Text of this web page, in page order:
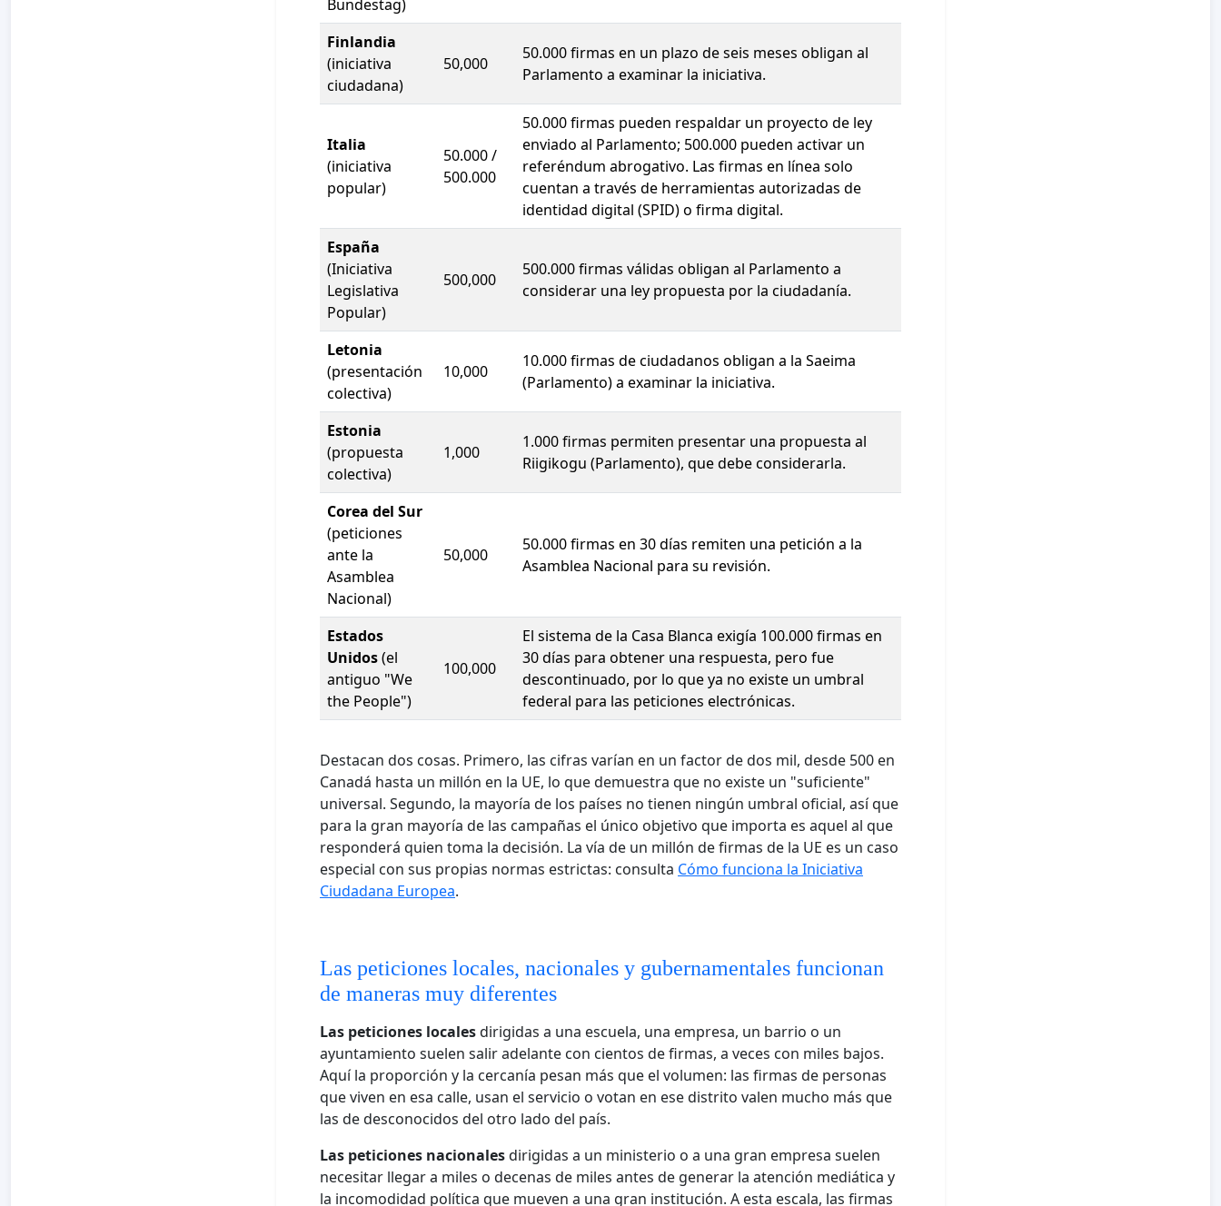
Bundestag)
Finlandia
(iniciativa
ciudadana)
50,000
50.000 firmas en un plazo de seis meses obligan al
Parlamento a examinar la iniciativa.
Italia
(iniciativa
popular)
50.000 /
500.000
50.000 firmas pueden respaldar un proyecto de ley
enviado al Parlamento; 500.000 pueden activar un
referéndum abrogativo. Las firmas en línea solo
cuentan a través de herramientas autorizadas de
identidad digital (SPID) o firma digital.
España
(Iniciativa
Legislativa
Popular)
500,000
500.000 firmas válidas obligan al Parlamento a
considerar una ley propuesta por la ciudadanía.
Letonia
(presentación
colectiva)
10,000
10.000 firmas de ciudadanos obligan a la Saeima
(Parlamento) a examinar la iniciativa.
Estonia
(propuesta
colectiva)
1,000
1.000 firmas permiten presentar una propuesta al
Riigikogu (Parlamento), que debe considerarla.
Corea del Sur
(peticiones
ante la
Asamblea
Nacional)
50,000
50.000 firmas en 30 días remiten una petición a la
Asamblea Nacional para su revisión.
Estados
Unidos(el
antiguo "We
the People")
100,000
El sistema de la Casa Blanca exigía 100.000 firmas en
30 días para obtener una respuesta, pero fue
descontinuado, por lo que ya no existe un umbral
federal para las peticiones electrónicas.
Destacan dos cosas. Primero, las cifras varían en un factor de dos mil, desde 500 en
Canadá hasta un millón en la UE, lo que demuestra que no existe un "suficiente"
universal. Segundo, la mayoría de los países no tienen ningún umbral oficial, así que
para la gran mayoría de las campañas el único objetivo que importa es aquel al que
responderá quien toma la decisión. La vía de un millón de firmas de la UE es un caso
especial con sus propias normas estrictas: consulta Cómo funciona la Iniciativa
Ciudadana Europea.
Las peticiones locales, nacionales y gubernamentales funcionan
de maneras muy diferentes
Las peticiones localesdirigidas a una escuela, una empresa, un barrio o un
ayuntamiento suelen salir adelante con cientos de firmas, a veces con miles bajos.
Aquí la proporción y la cercanía pesan más que el volumen: las firmas de personas
que viven en esa calle, usan el servicio o votan en ese distrito valen mucho más que
las de desconocidos del otro lado del país.
Las peticiones nacionalesdirigidas a un ministerio o a una gran empresa suelen
necesitar llegar a miles o decenas de miles antes de generar la atención mediática y
la incomodidad política que mueven a una gran institución. A esta escala, las firmas